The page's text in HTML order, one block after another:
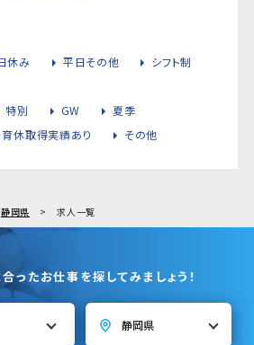
休み 平日その他
シフト制
特別 GW
夏季
育休取得実績あり その他
静岡県 求人一覧
ったお仕事を探してみましょう！